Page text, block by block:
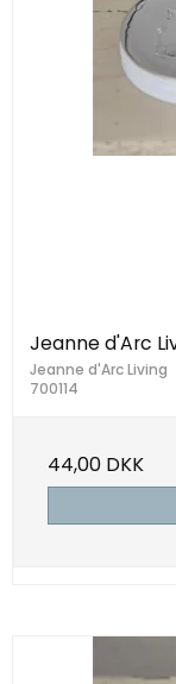
Jeanne d'Arc
Jeanne d'Arc Living
700114
44,00 DKK